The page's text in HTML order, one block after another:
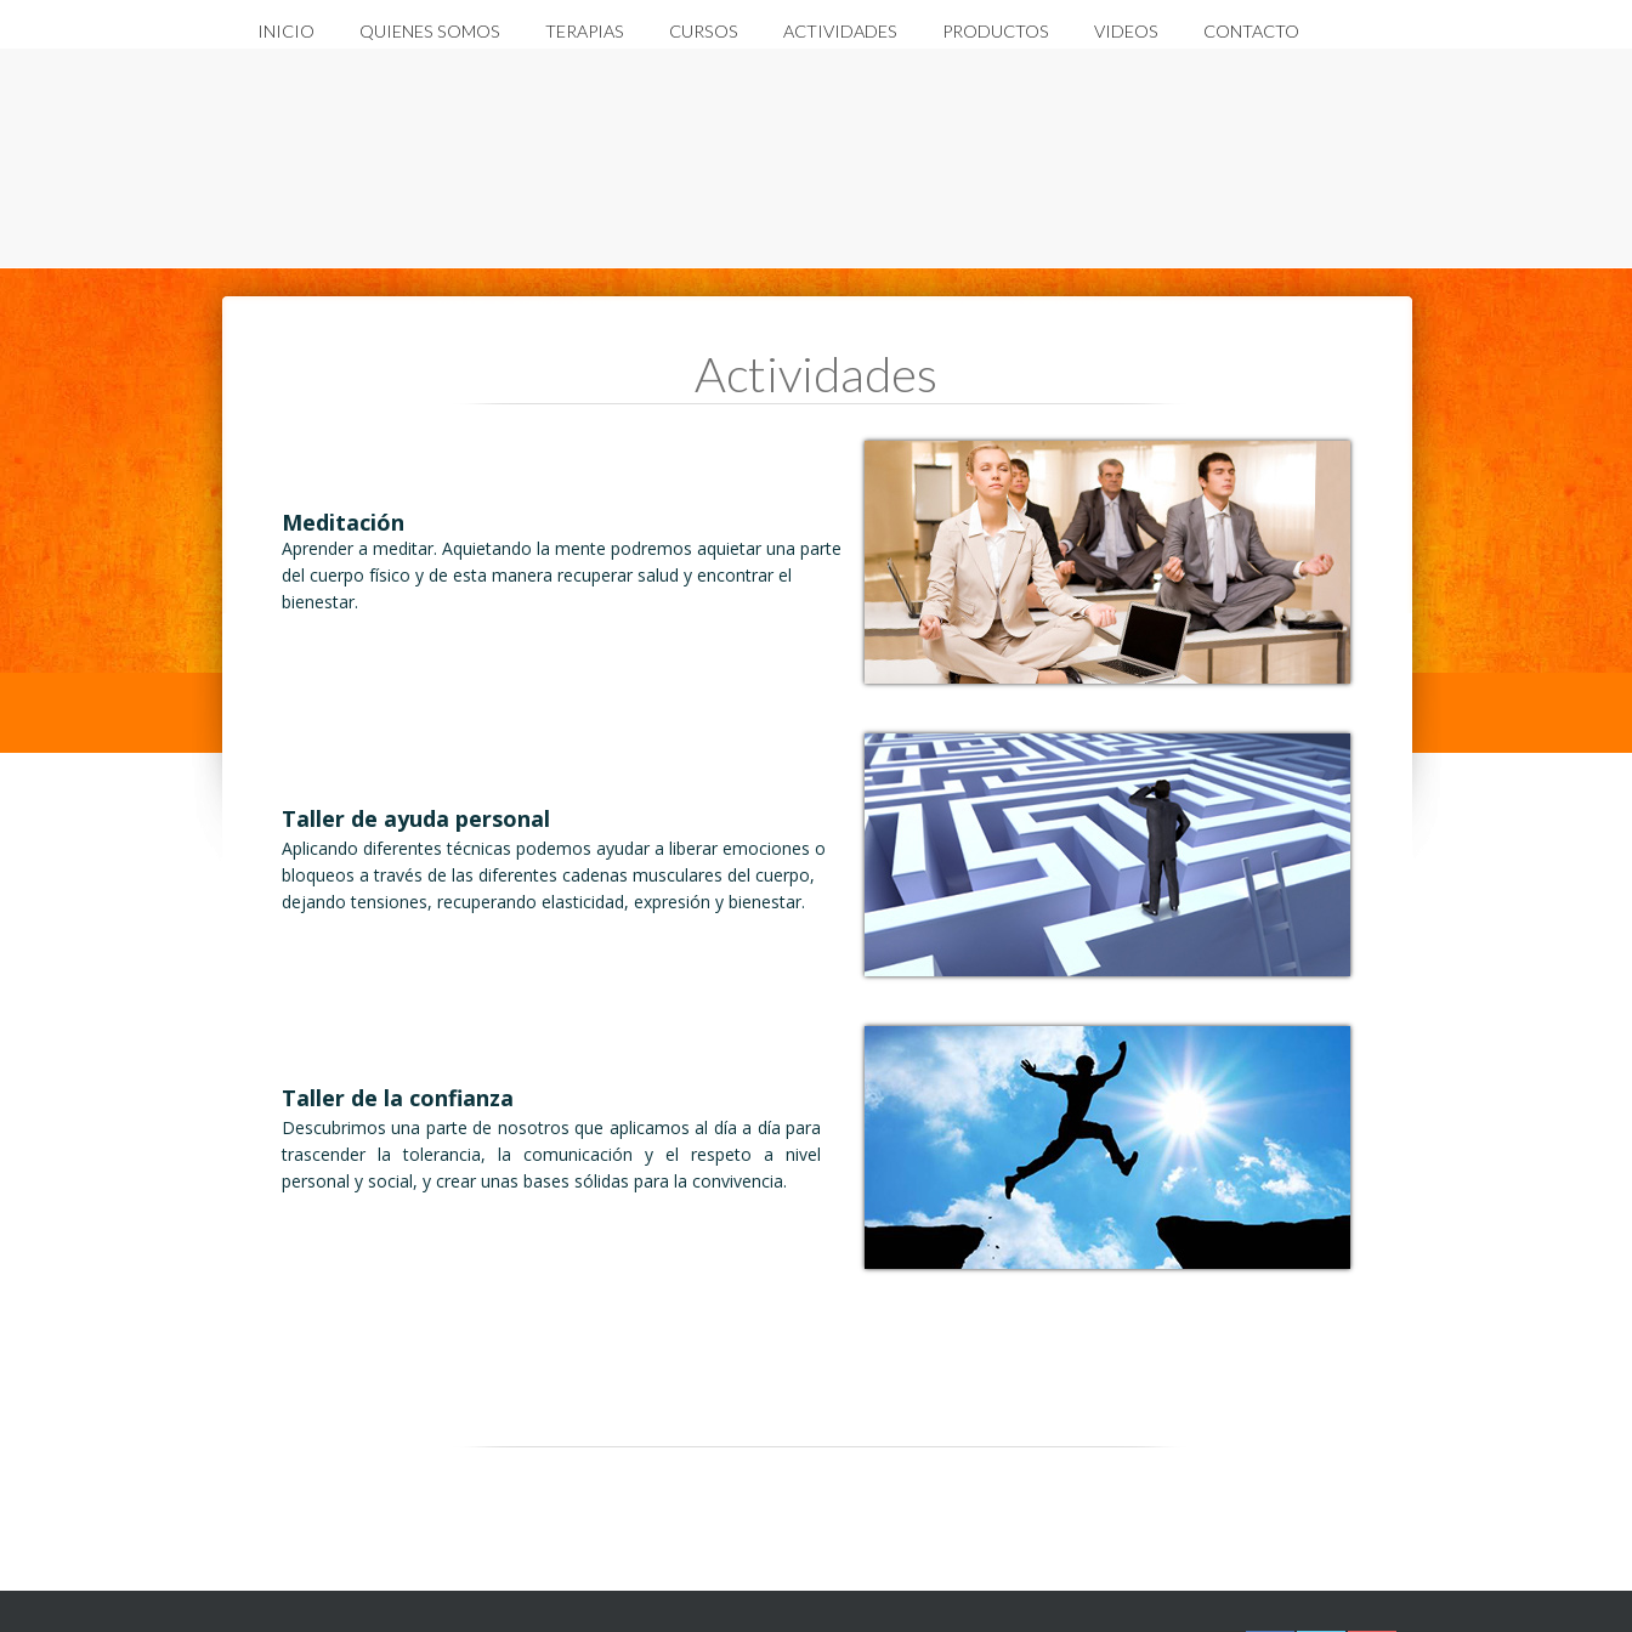
INICIO QUIENES SOMOS TERAPIAS CURSOS ACTIVIDADES PRODUCTOS VIDEOS CONTACTO
Actividades
Meditación
Aprender a meditar. Aquietando la mente podremos aquietar una parte
del cuerpo físico y de esta manera recuperar salud y encontrar el
bienestar.
Taller de ayuda personal
Aplicando diferentes técnicas podemos ayudar a liberar emociones o
bloqueos a través de las diferentes cadenas musculares del cuerpo,
dejando tensiones, recuperando elasticidad, expresión y bienestar.
Taller de la confianza
Descubrimos una parte de nosotros que aplicamos al día a día para
trascender la tolerancia, la comunicación y el respeto a nivel
personal y social, y crear unas bases sólidas para la convivencia.